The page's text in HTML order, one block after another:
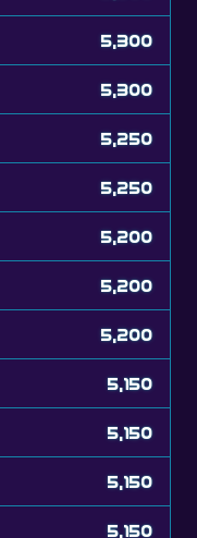
5,300
5,250
5,250
5,200
5,200
5,200
5,150
5,150
5,150
5,150
5,150